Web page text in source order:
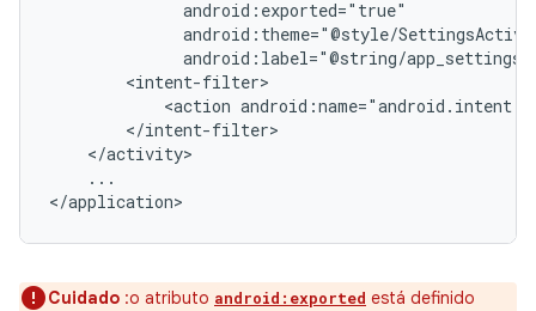
<action
...
Cuidado :o atributo android:exported está definido